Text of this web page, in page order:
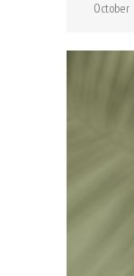
October